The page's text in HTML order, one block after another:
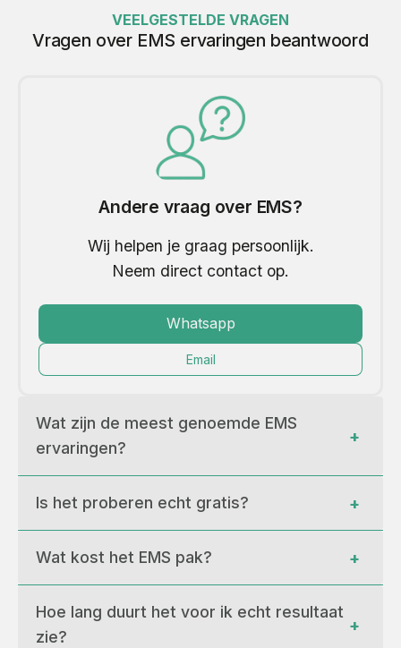
VEELGESTELDE VRAGEN
Vragen over EMS ervaringen beantwoord
Andere vraag over EMS?
Wij helpen je graag persoonlijk.
Neem direct contact op.
Whatsapp
Email
Wat zijn de meest genoemde EMS
ervaringen?
+
Is het proberen echt gratis? +
Wat kost het EMS pak? +
Hoe lang duurt het voor ik echt resultaat
zie?
+